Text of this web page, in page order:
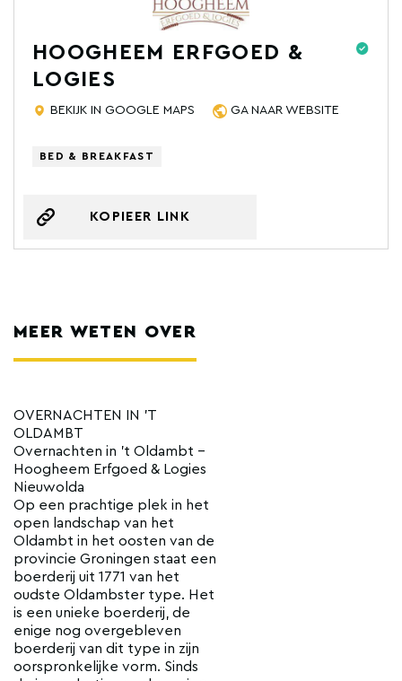
HOOGHEEM ERFGOED &
LOGIES
BEKIJK IN GOOGLE MAPS GA NAAR WEBSITE
BED & BREAKFAST
KOPIEER LINK
MEER WETEN OVER
OVERNACHTEN IN 'T
OLDAMBT
Overnachten in 't Oldambt -
Hoogheem Erfgoed & Logies
Nieuwolda
Op een prachtige plek in het
open landschap van het
Oldambt in het oosten van de
provincie Groningen staat een
boerderij uit 1771 van het
oudste Oldambster type. Het
is een unieke boerderij, de
enige nog overgebleven
boerderij van dit type in zijn
oorspronkelijke vorm. Sinds